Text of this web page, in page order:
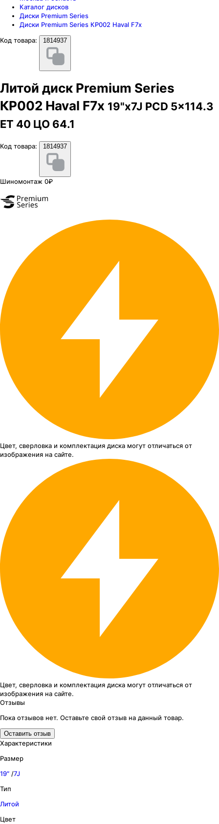
Каталог дисков
Диски Premium Series
Диски Premium Series КР002 Haval F7x
Код товара:
1814937
Литой диск Premium Series
КР002 Haval F7x 19"x7J PCD 5x114.3
ЕТ 40 ЦО 64.1
Код товара: 1814937
Шиномонтаж 0₽
Цвет, сверловка и комплектация диска могут отличаться от
изображения на сайте.
Цвет, сверловка и комплектация диска могут отличаться от
изображения на сайте.
Отзывы
Пока отзывов нет. Оставьте свой отзыв на данный товар.
Оставить отзыв
Характеристики
Размер
19″ /7J
Тип
Литой
Цвет